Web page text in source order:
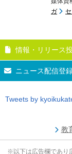
ガ
情報・リリース
ニュース配信登
Tweets by
教
※以下は広告欄であり